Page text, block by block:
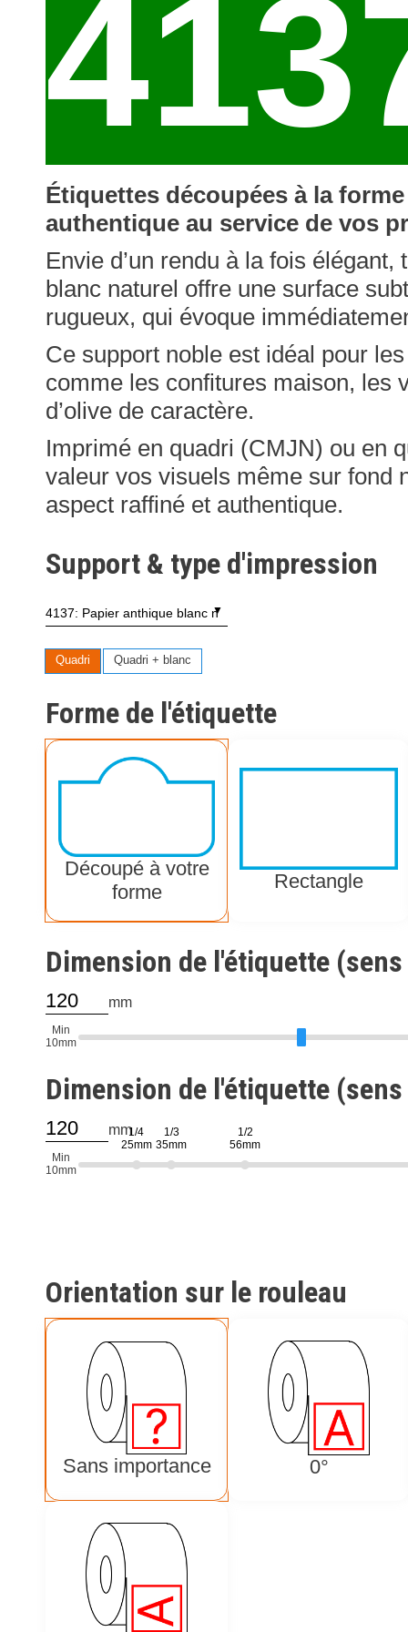
Étiquettes découpées à la
authentique au service de vos
Envie d’un rendu à la fois
blanc naturel offre une surface
rugueux, qui évoque
Ce support noble est idéal pour
comme les confitures maison, les
d’olive de caractère.
Imprimé en quadri (CMJN) ou en
valeur vos visuels même sur fond
aspect raffiné et authentique.
Support & type d'impression
Quadri Quadri + blanc
Forme de l'étiquette
Découpé à votre
forme
Rectangle
Dimension de l'étiquette
mm
Min
10mm
Dimension de l'étiquette
mm
Min
10mm
1/4
25mm
1/3
35mm
1/2
56mm
Orientation sur le rouleau
Sans importance 0°